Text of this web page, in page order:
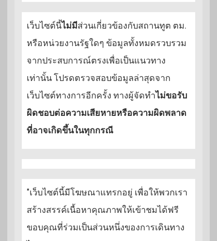
เว็บไซต์นี้ไม่มีส่วนเกี่ยวข้องกับสถานทูต ตม.
หรือหน่วยงานรัฐใดๆ ข้อมูลทั้งหมดรวบรวม
จากประสบการณ์ตรงเพื่อเป็นแนวทาง
เท่านั้น โปรดตรวจสอบข้อมูลล่าสุดจาก
เว็บไซต์ทางการอีกครั้ง ทางผู้จัดทำไม่ขอรับ
ผิดชอบต่อความเสียหายหรือความผิดพลาด
ที่อาจเกิดขึ้นในทุกกรณี
"เว็บไซต์นี้มีโฆษณาแทรกอยู่ เพื่อให้พวกเรา
สร้างสรรค์เนื้อหาคุณภาพให้เข้าชมได้ฟรี
ขอบคุณที่ร่วมเป็นส่วนหนึ่งของการเดินทาง